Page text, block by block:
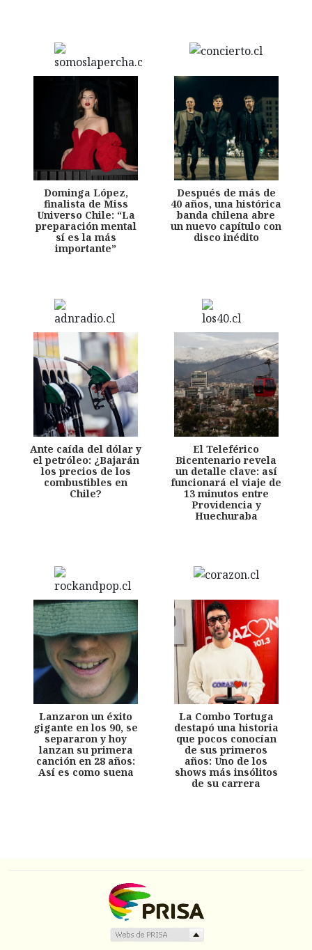
Dominga López,
finalista de Miss
Universo Chile: “La
preparación mental
sí es la más
importante”
Después de más de
40 años, una histórica
banda chilena abre
un nuevo capítulo con
disco inédito
Ante caída del dólar y
el petróleo: ¿Bajarán
los precios de los
combustibles en
Chile?
El Teleférico
Bicentenario revela
un detalle clave: así
funcionará el viaje de
13 minutos entre
Providencia y
Huechuraba
Lanzaron un éxito
gigante en los 90, se
separaron y hoy
lanzan su primera
canción en 28 años:
Así es como suena
La Combo Tortuga
destapó una historia
que pocos conocían
de sus primeros
años: Uno de los
shows más insólitos
de su carrera